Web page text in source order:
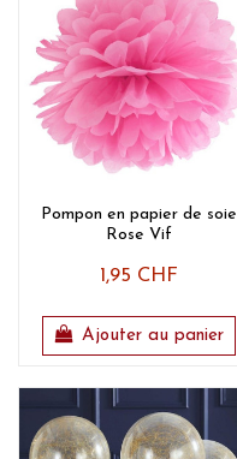
Pompon en papier de soie
Rose Vif
1,95 CHF
Ajouter au panier